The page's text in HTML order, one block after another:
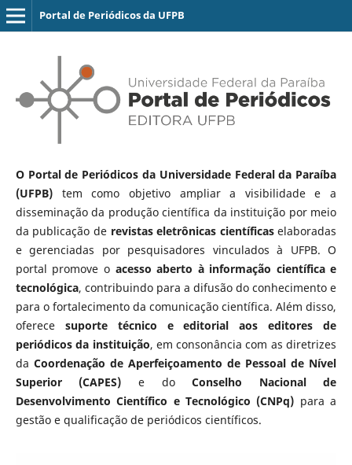
Portal de Periódicos da UFPB
O Portal de Periódicos da Universidade Federal da Paraíba
(UFPB)tem como objetivo ampliar a visibilidade e a
disseminação da produção científica da instituição por meio
da publicação de revistas eletrônicas científicaselaboradas
e gerenciadas por pesquisadores vinculados à UFPB. O
portal promove o acesso aberto à informação científica e
tecnológica, contribuindo para a difusão do conhecimento e
para o fortalecimento da comunicação científica. Além disso,
oferece suporte técnico e editorial aos editores de
periódicos da instituição, em consonância com as diretrizes
da Coordenação de Aperfeiçoamento de Pessoal de Nível
Superior (CAPES) e doConselho Nacional de
Desenvolvimento Científico e Tecnológico (CNPq) para a
gestão e qualificação de periódicos científicos.